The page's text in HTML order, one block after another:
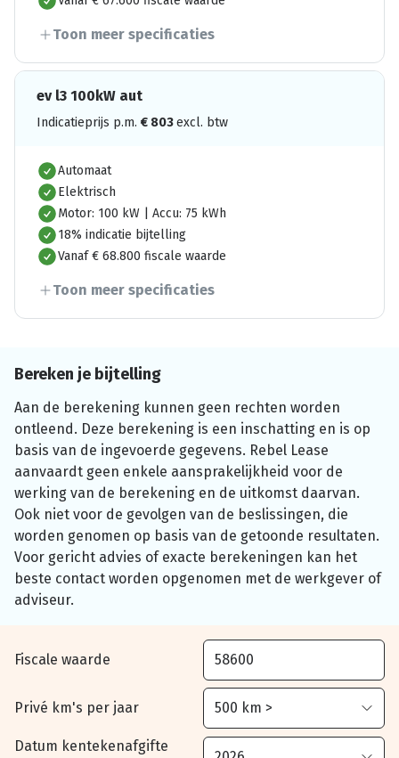
Toon meer specificaties
ev l3 100kW aut
Indicatieprijs p.m. € 803excl. btw
Automaat
Elektrisch
Motor: 100 kW | Accu: 75 kWh
18% indicatie bijtelling
Vanaf € 68.800 fiscale waarde
Toon meer specificaties
Bereken je bijtelling
Aan de berekening kunnen geen rechten worden
ontleend. Deze berekening is een inschatting en is op
basis van de ingevoerde gegevens. Rebel Lease
aanvaardt geen enkele aansprakelijkheid voor de
werking van de berekening en de uitkomst daarvan.
Ook niet voor de gevolgen van de beslissingen, die
worden genomen op basis van de getoonde resultaten.
Voor gericht advies of exacte berekeningen kan het
beste contact worden opgenomen met de werkgever of
adviseur.
Fiscale waarde
Privé km's per jaar
Datum kentekenafgifte